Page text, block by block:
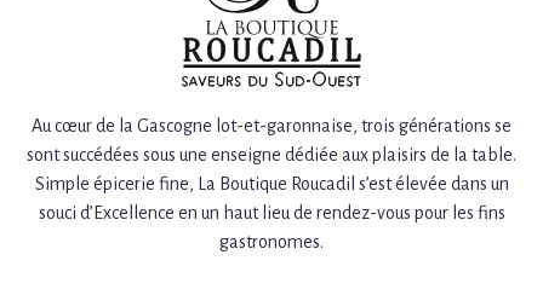
Au cœur de la Gascogne lot-et-garonnaise, trois générations se
sont succédées sous une enseigne dédiée aux plaisirs de la table.
Simple épicerie fine, La Boutique Roucadil s’est élevée dans un
souci d’Excellence en un haut lieu de rendez-vous pour les fins
gastronomes.